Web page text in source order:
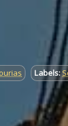
Labels: